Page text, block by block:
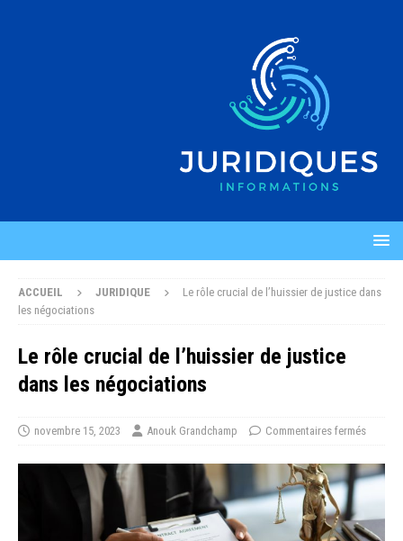
ACCUEIL JURIDIQUE
Le rôle crucial de l’huissier de justice dans
les négociations
Le rôle crucial de l’huissier de justice
dans les négociations
novembre 15, 2023 Anouk Grandchamp Commentaires fermés